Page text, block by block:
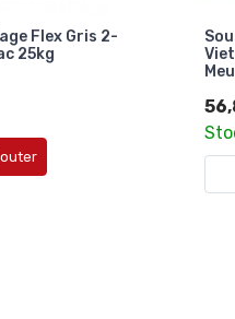
Flex Gris 2-
25kg